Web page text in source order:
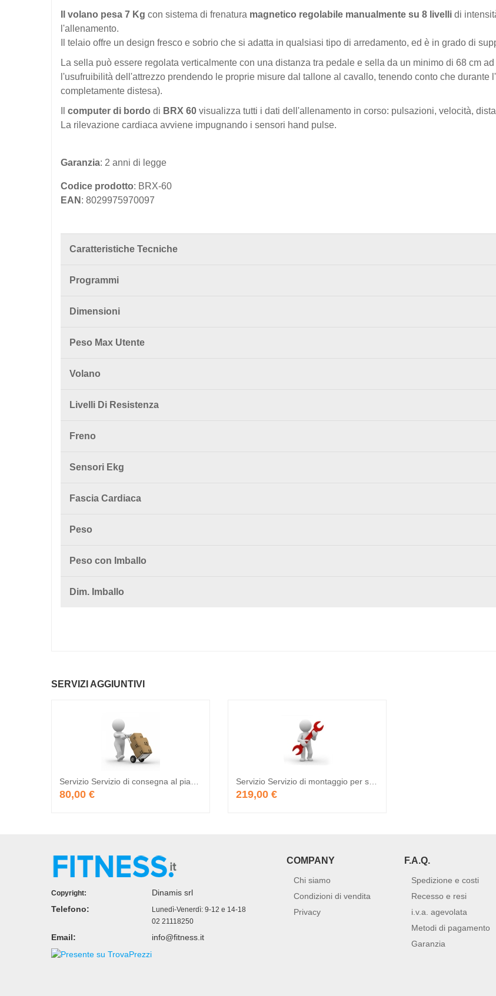
Il volano pesa 7 Kg con sistema di frenatura magnetico regolabile manualmente su 8 livelli di
l'allenamento.
Il telaio offre un design fresco e sobrio che si adatta in qualsiasi tipo di arredamento, ed è in grado di
La sella può essere regolata verticalmente con una distanza tra pedale e sella da un minimo di 68 cm
l'usufruibilità dell'attrezzo prendendo le proprie misure dal tallone al cavallo, tenendo conto che
completamente distesa).
computer di bordo di BRX 60 visualizza tutti i dati dell'allenamento in corso: pulsazioni, velocità,
La rilevazione cardiaca avviene impugnando i sensori hand pulse.
Garanzia: 2 anni di legge
Codice prodotto: BRX-60
EAN : 8029975970097
Caratteristiche Tecniche
Programmi
Dimensioni
Peso Max Utente
Volano
Livelli Di Resistenza
Freno
Sensori Ekg
Fascia Cardiaca
Peso
Peso con Imballo
Dim. Imballo
SERVIZI AGGIUNTIVI
80,00 € 219,00 €
Copyright:
Dinamis srl
Telefono:
Lunedì-Venerdì: 9-12 e 14-18
02 21118250
Email: info@fitness.it
COMPANY
Chi siamo
Condizioni di vendita
Privacy
F.A.Q.
Spedizione e costi
Recesso e resi
i.v.a. agevolata
Metodi di pagamento
Garanzia